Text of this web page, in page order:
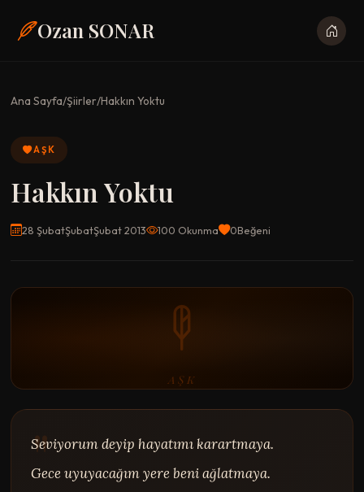
Ozan SONAR
Ana Sayfa/Şiirler/Hakkın Yoktu
AŞK
Hakkın Yoktu
28 ŞubatŞubatŞubat 2013 100 Okunma 0Beğeni
AŞK
Seviyorum deyip hayatımı karartmaya.
Gece uyuyacağım yere beni ağlatmaya.